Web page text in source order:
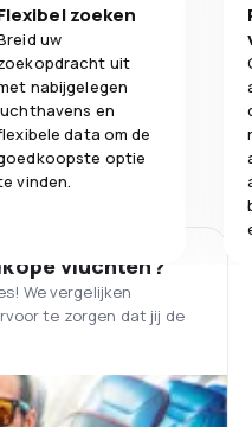
zoeken
uw
uit
nabijgelegen
en
data om de
optie
vinden.
vluchten?
We vergelijken
te zorgen dat jij de